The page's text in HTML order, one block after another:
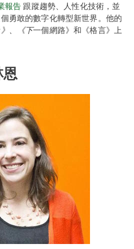
報告 跟蹤趨勢、人性化技術，並
勇敢的數字化轉型新世界。他的
》、《下一個網路》和《格言》上
恩